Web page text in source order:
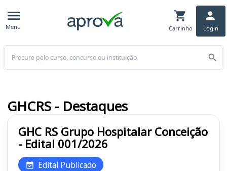
Menu Carrinho Login
Buscar
GHC RS Grupo Hospitalar Conceição
- Edital 001/2026
Edital Publicado
GHCRS - Destaques